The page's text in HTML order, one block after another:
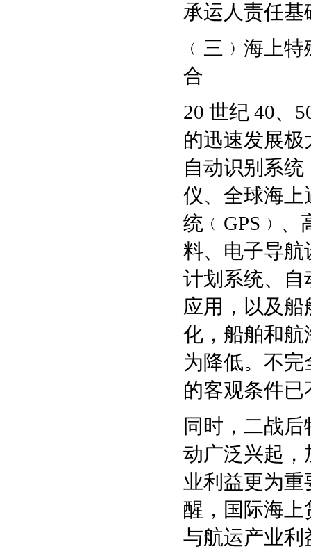
承运人责任
﹙三﹚海上
合
20 世纪 40、
的迅速发展
自动识别系
仪、全球海上
统﹙GPS﹚
料、电子导航
计划系统、自
应用，以及
化，船舶和航
为降低。不
的客观条件已
同时，二战后
动广泛兴起，
业利益更为
醒，国际海上
与航运产业利